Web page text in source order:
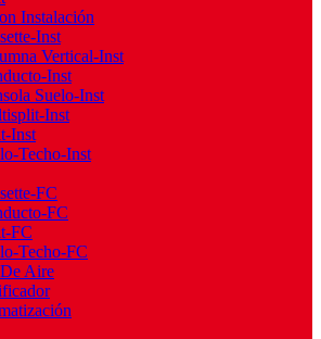
Instalación
Inst
Vertical-Inst
Inst
Suelo-Inst
Inst
Inst
Techo-Inst
FC
FC
FC
Techo-FC
Aire